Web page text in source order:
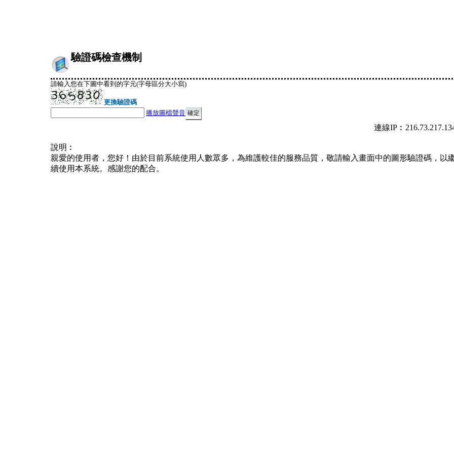
驗證碼檢查機制
請輸入您在下圖中看到的字元(字母區分大小寫)
更換驗證碼
播放圖檔聲音
連線
說明︰
親愛的使用者，您好！由於目前系統使用人數眾多，為維護較佳的服務品質，敬請輸入畫面中的圖形驗證碼，以
續使用本系統。感謝您的配合。